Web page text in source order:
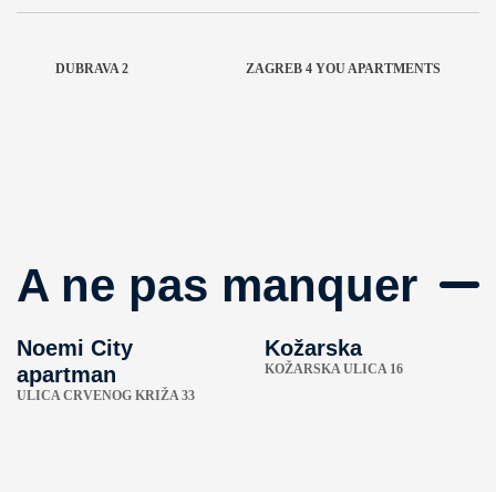
DUBRAVA 2 ZAGREB 4 YOU APARTMENTS
A ne pas manquer
Noemi City
apartman
ULICA CRVENOG KRIŽA 33
Kožarska
KOŽARSKA ULICA 16